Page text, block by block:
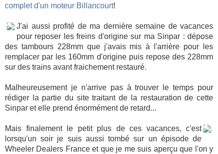
complet d'un moteur Billancourt!
J'ai aussi profité de ma dernière semaine de vacances
pour reposer les freins d'origine sur ma Sinpar : dépose
des tambours 228mm que j'avais mis à l'arrière pour les
remplacer par les 160mm d'origine puis repose des 228mm
sur des trains avant fraichement restauré.
Malheureusement je n'arrive pas à trouver le temps pour
rédiger la partie du site traitant de la restauration de cette
Sinpar et elle prend énormément de retard...
Mais finalement le petit plus de ces vacances, c'est
lorsqu'un soir je suis aussi tombé sur un épisode de
Wheeler Dealers France et que je me suis aperçu que l'on y